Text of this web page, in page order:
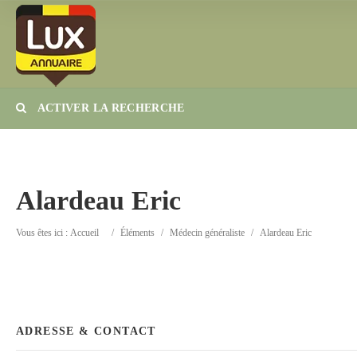
ACTIVER LA RECHERCHE
Alardeau Eric
Vous êtes ici : Accueil / Éléments / Médecin généraliste / Alardeau Eric
ADRESSE & CONTACT